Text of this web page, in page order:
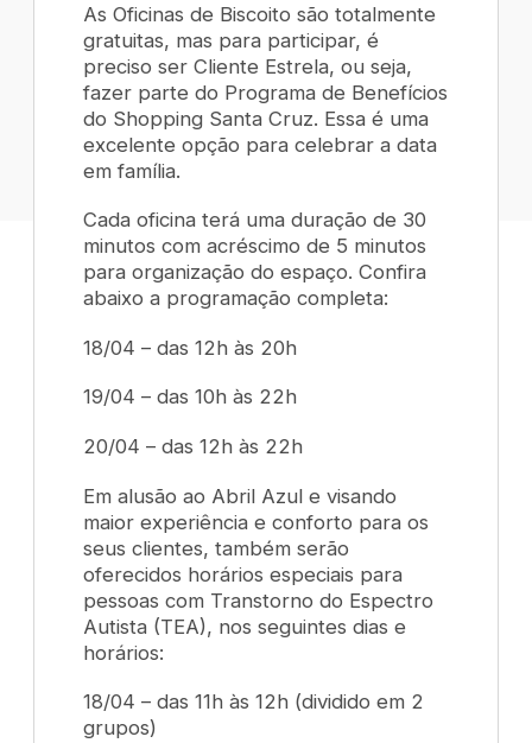
As Oficinas de Biscoito são totalmente
gratuitas, mas para participar, é
preciso ser Cliente Estrela, ou seja,
fazer parte do Programa de Benefícios
do Shopping Santa Cruz. Essa é uma
excelente opção para celebrar a data
em família.
Cada oficina terá uma duração de 30
minutos com acréscimo de 5 minutos
para organização do espaço. Confira
abaixo a programação completa:
18/04 – das 12h às 20h
19/04 – das 10h às 22h
20/04 – das 12h às 22h
Em alusão ao Abril Azul e visando
maior experiência e conforto para os
seus clientes, também serão
oferecidos horários especiais para
pessoas com Transtorno do Espectro
Autista (TEA), nos seguintes dias e
horários:
18/04 – das 11h às 12h (dividido em 2
grupos)